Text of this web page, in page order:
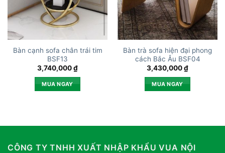
Bàn cạnh sofa chân trái tim
BSF13
3,740,000₫
MUA NGAY
Bàn trà sofa hiện đại phong
cách Bắc Âu BSF04
3,430,000₫
MUA NGAY
CÔNG TY TNHH XUẤT NHẬP KHẨU VUA NỘI